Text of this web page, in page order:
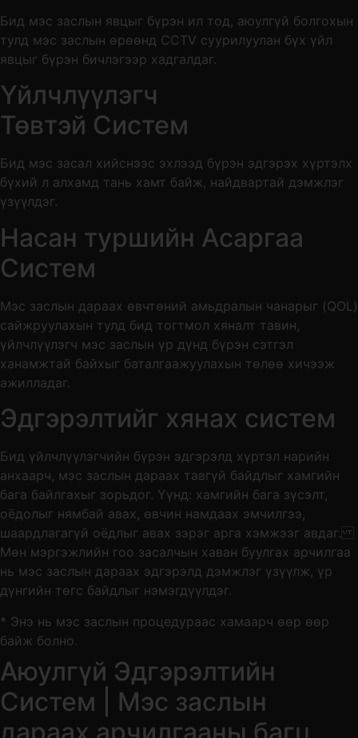
Бид мэс заслын явцыг бүрэн ил тод, аюулгүй болгохын
тулд мэс заслын өрөөнд CCTV суурилуулан бүх үйл
явцыг бүрэн бичлэгээр хадгалдаг.
Үйлчлүүлэгч
Төвтэй Систем
Бид мэс засал хийснээс эхлээд бүрэн эдгэрэх хүртэлх
бүхий л алхамд тань хамт байж, найдвартай дэмжлэг
үзүүлдэг.
Насан туршийн Асаргаа
Систем
Мэс заслын дараах өвчтөний амьдралын чанарыг (QOL)
сайжруулахын тулд бид тогтмол хяналт тавин,
үйлчлүүлэгч мэс заслын үр дүнд бүрэн сэтгэл
ханамжтай байхыг баталгаажуулахын төлөө хичээж
ажилладаг.
Эдгэрэлтийг хянах систем
Бид үйлчлүүлэгчийн бүрэн эдгэрэлд хүртэл нарийн
анхаарч, мэс заслын дараах тавгүй байдлыг хамгийн
бага байлгахыг зорьдог. Үүнд: хамгийн бага зүсэлт,
оёдолыг нямбай авах, өвчин намдаах эмчилгээ,
шаардлагагүй оёдлыг авах зэрэг арга хэмжээг авдаг.
Мөн мэргэжлийн гоо засалчын хаван буулгах арчилгаа
нь мэс заслын дараах эдгэрэлд дэмжлэг үзүүлж, үр
дүнгийн төгс байдлыг нэмэгдүүлдэг.
* Энэ нь мэс заслын процедураас хамаарч өөр өөр
байж болно.
Аюулгүй Эдгэрэлтийн
Систем | Мэс заслын
дараах арчилгааны багц